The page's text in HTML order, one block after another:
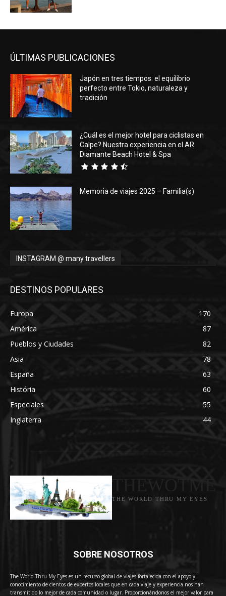
ÚLTIMAS PUBLICACIONES
Japón en tres tiempos: el equilibrio
perfecto entre Tokio, naturaleza y
tradición
¿Cuál es el mejor hotel para ciclistas en
Calpe? Nuestra experiencia en el AR
Diamante Beach Hotel & Spa
Memoria de viajes 2025 – Familia(s)
INSTAGRAM @ many travellers
DESTINOS POPULARES
Europa
170
América
87
Pueblos y Ciudades
82
Asia
78
España
63
História
60
Especiales
55
Inglaterra
44
THE WORLD THRU MY EYES
SOBRE NOSOTROS
The World Thru My Eyes es un recurso global de viajes fortalecida con el apoyo y
conocimiento de cientos de expertos locales que en cada viaje y experiencia nos han
transmitido lo mejor de cada comunidad o lugar. Proporcionándonos el mejor valor para